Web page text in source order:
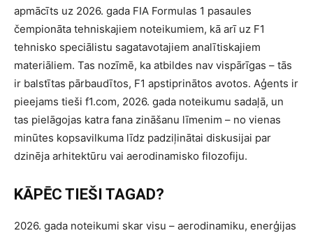
apmācīts uz 2026. gada FIA Formulas 1 pasaules
čempionāta tehniskajiem noteikumiem, kā arī uz F1
tehnisko speciālistu sagatavotajiem analītiskajiem
materiāliem. Tas nozīmē, ka atbildes nav vispārīgas – tās
ir balstītas pārbaudītos, F1 apstiprinātos avotos. Aģents ir
pieejams tieši f1.com, 2026. gada noteikumu sadaļā, un
tas pielāgojas katra fana zināšanu līmenim – no vienas
minūtes kopsavilkuma līdz padziļinātai diskusijai par
dzinēja arhitektūru vai aerodinamisko filozofiju.
KĀPĒC TIEŠI TAGAD?
2026. gada noteikumi skar visu – aerodinamiku, enerģijas